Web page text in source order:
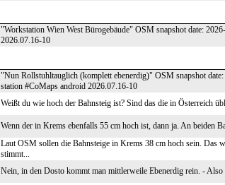
"Workstation Wien West Bürogebäude" OSM snapshot date:
2026.07.16-10
"Nun Rollstuhltauglich (komplett ebenerdig)" OSM snapshot
station #CoMaps android 2026.07.16-10
Weißt du wie hoch der Bahnsteig ist? Sind das die in Österreich
Wenn der in Krems ebenfalls 55 cm hoch ist, dann ja. An beiden
Laut OSM sollen die Bahnsteige in Krems 38 cm hoch sein. Das
stimmt...
Nein, in den Dosto kommt man mittlerweile Ebenerdig rein. - Also